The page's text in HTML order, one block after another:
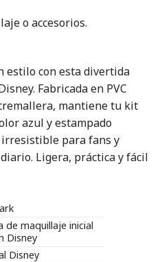
o accesorios.
estilo con esta divertida
Fabricada en PVC
mantiene tu kit
azul y estampado
para fans y
Ligera, práctica y fácil
de maquillaje inicial
Disney
Disney